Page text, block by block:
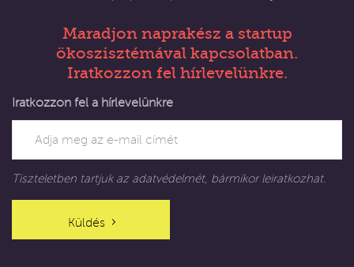
Maradjon naprakész a startup
ökoszisztémával kapcsolatban.
Iratkozzon fel hírlevelünkre.
Iratkozzon fel a hírlevelünkre
Tiszteletben tartjuk az adatvédelmét, bármikor leiratkozhat.
Küldés